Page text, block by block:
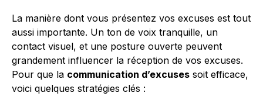
La manière dont vous présentez vos excuses est tout
aussi importante. Un ton de voix tranquille, un
contact visuel, et une posture ouverte peuvent
grandement influencer la réception de vos excuses.
Pour que la communication d’excuses soit efficace,
voici quelques stratégies clés :